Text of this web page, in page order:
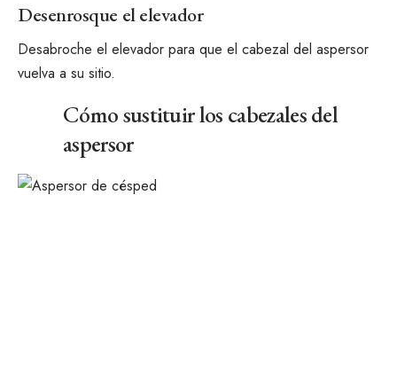
Desenrosque el elevador
Desabroche el elevador para que el cabezal del aspersor
vuelva a su sitio.
Cómo sustituir los cabezales del
aspersor